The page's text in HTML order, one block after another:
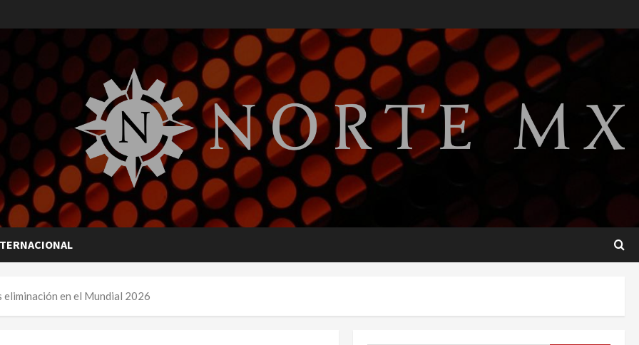
eliminación en el Mundial 2026
2
los hijos
agosto 6, 2026
3
Bacterias en el semen
también condicionan el éxito
del embarazo: estudio
cambia el foco al microbioma
seminal